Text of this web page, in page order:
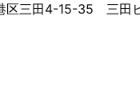
三田4-15-35 三田